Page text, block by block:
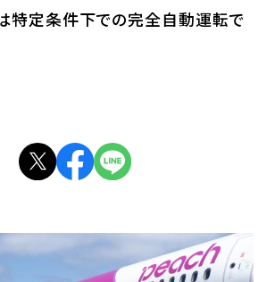
特定条件下での完全自動運転で